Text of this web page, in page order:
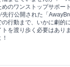
のワンストップサポー
先行公開された「
行動まで、いかに劇的
を渡り歩く必要はあり